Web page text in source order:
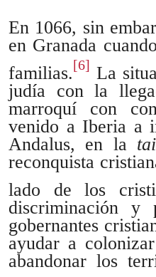
En 1066, sin
en Granada
familias.[6] La
judía con la
marroquí con
venido a Iberia a
Andalus, en la
reconquista
lado de los
discriminación y
gobernantes
ayudar a
abandonar los